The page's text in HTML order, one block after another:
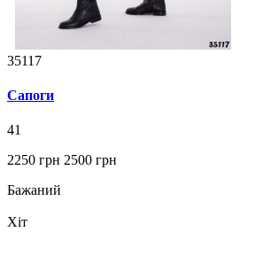
35117
Сапоги
41
2250 грн 2500 грн
Бажаний
Хіт